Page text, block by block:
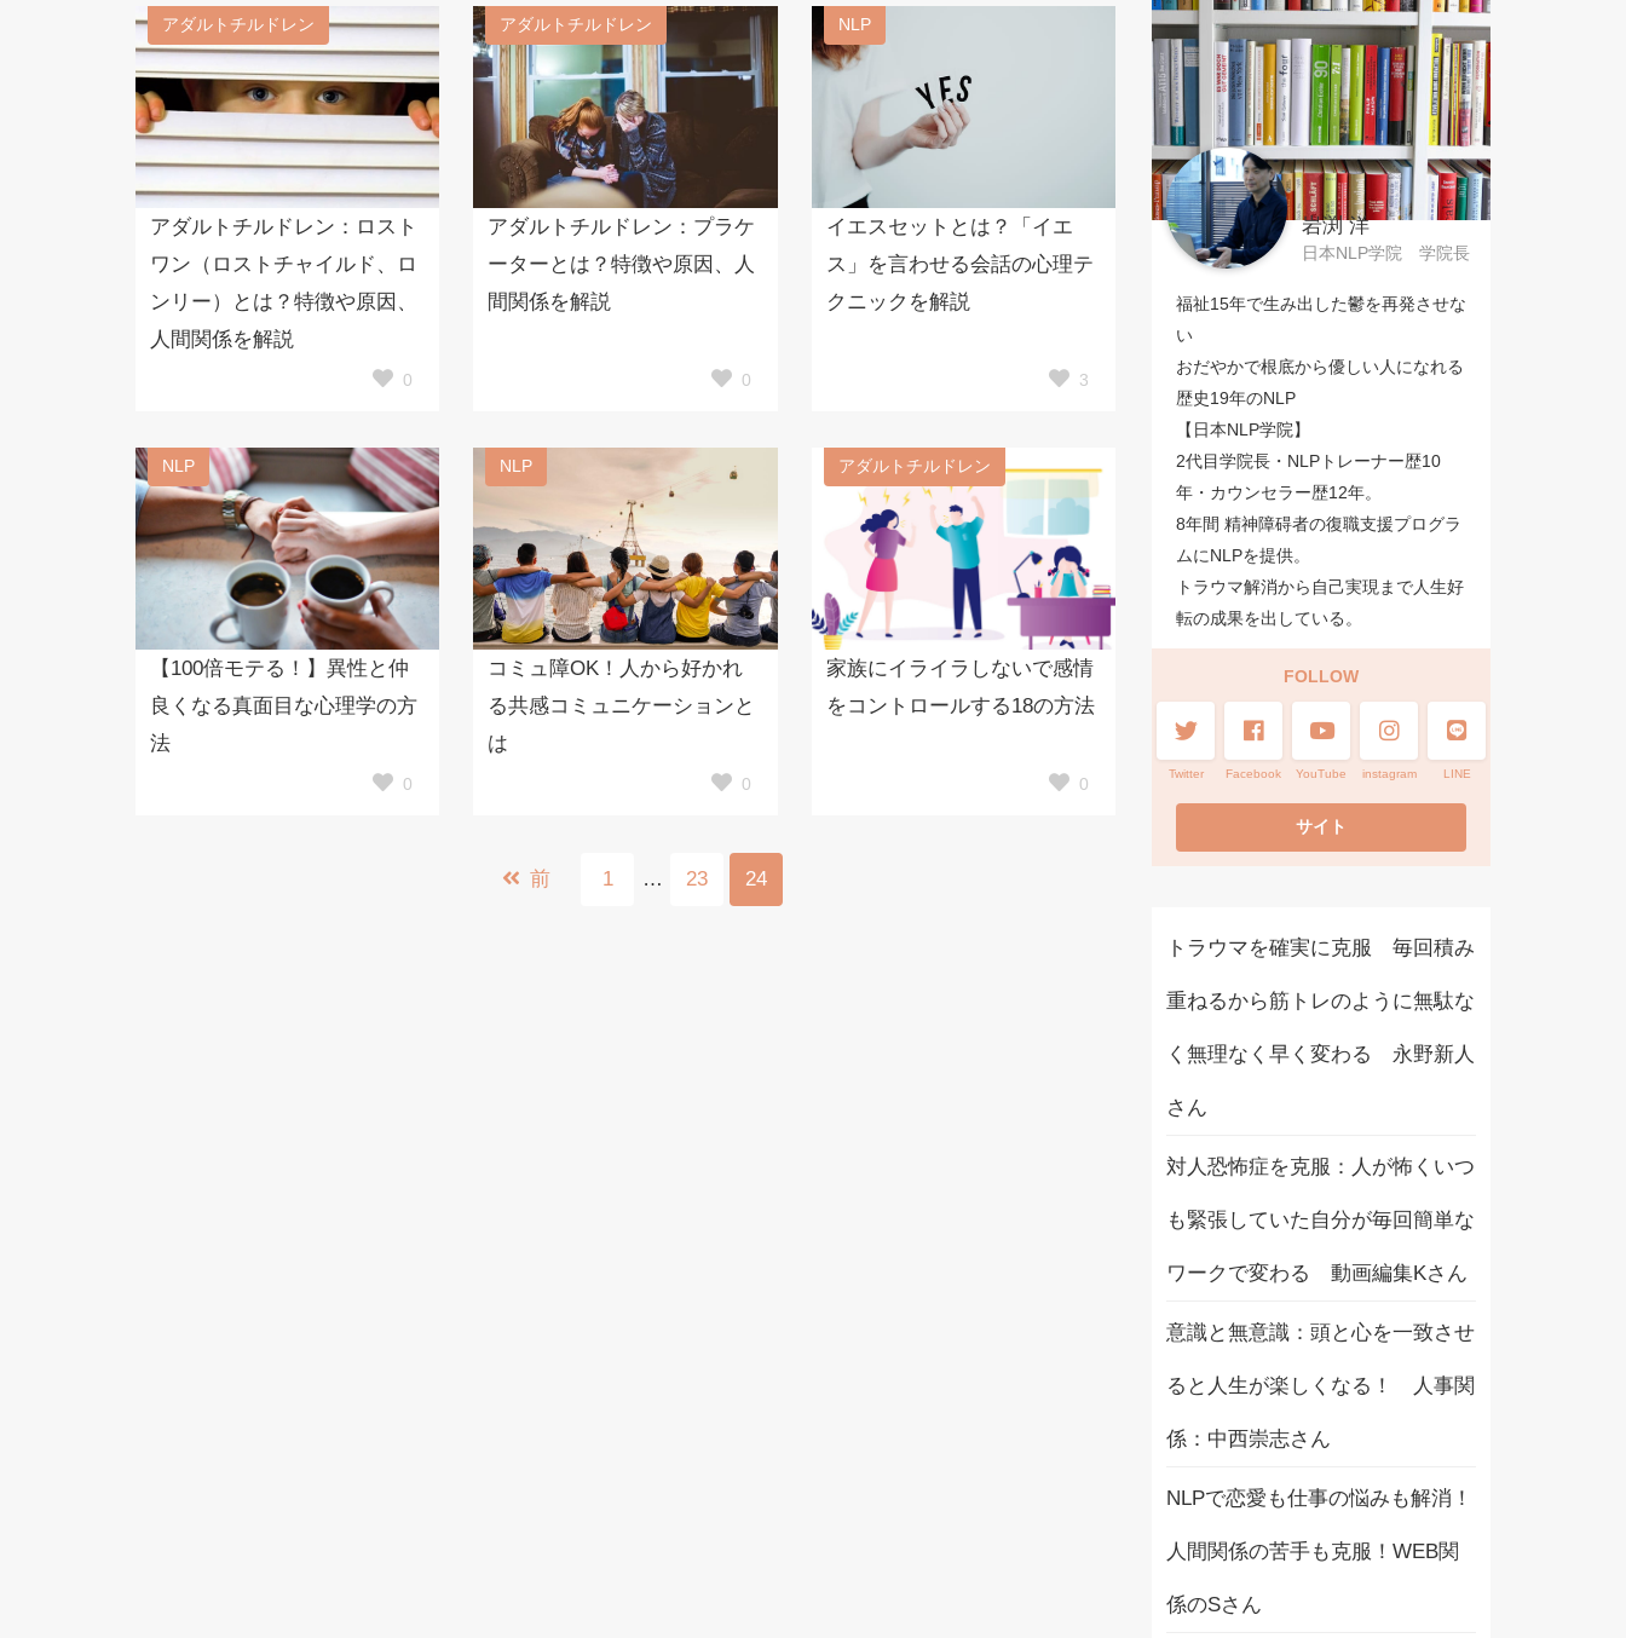
アダルトチルドレン
アダルトチルドレン：ロスト
ワン（ロストチャイルド、ロ
ンリー）とは？特徴や原因、
人間関係を解説
0
アダルトチルドレン
アダルトチルドレン：プラケ
ーターとは？特徴や原因、人
間関係を解説
0
NLP
イエスセットとは？「イエ
ス」を言わせる会話の心理テ
クニックを解説
3
NLP
【100倍モテる！】異性と仲
良くなる真面目な心理学の方
法
0
NLP
コミュ障OK！人から好かれ
る共感コミュニケーションと
は
0
アダルトチルドレン
家族にイライラしないで感情
をコントロールする18の方法
0
前 1 … 23 24
岩渕 洋
日本NLP学院 学院長
福祉15年で生み出した鬱を再発させな
い
おだやかで根底から優しい人になれる
歴史19年のNLP
【日本NLP学院】
2代目学院長・NLPトレーナー歴10
年・カウンセラー歴12年。
8年間 精神障碍者の復職支援プログラ
ムにNLPを提供。
トラウマ解消から自己実現まで人生好
転の成果を出している。
FOLLOW
Twitter Facebook YouTube instagram LINE
トラウマを確実に克服 毎回積み
重ねるから筋トレのように無駄な
く無理なく早く変わる 永野新人
さん
対人恐怖症を克服：人が怖くいつ
も緊張していた自分が毎回簡単な
ワークで変わる 動画編集Kさん
意識と無意識：頭と心を一致させ
ると人生が楽しくなる！ 人事関
係：中西崇志さん
NLPで恋愛も仕事の悩みも解消！
人間関係の苦手も克服！WEB関
係のSさん